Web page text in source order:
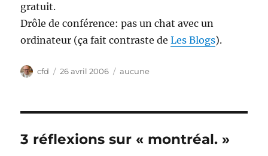
gratuit.
Drôle de conférence: pas un chat avec un
ordinateur (ça fait contraste deLes Blogs).
Auteur
cfd
Publié
26 avril 2006 Catégories
aucune
3 réflexions sur « montréal. »